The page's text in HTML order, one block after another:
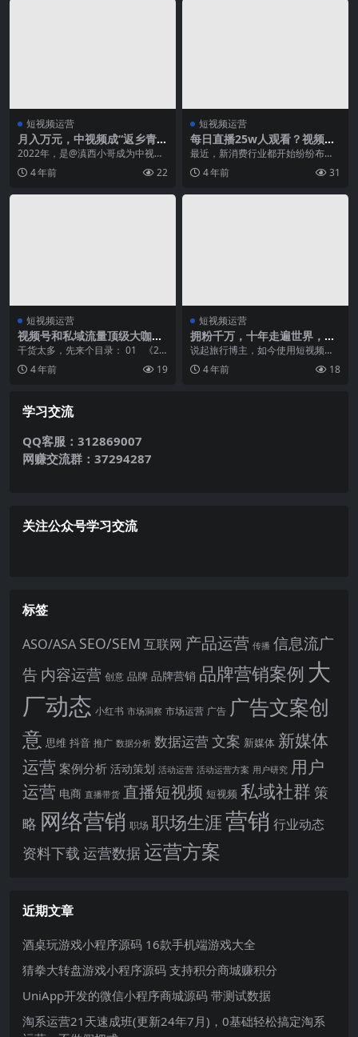
短视频运营
月入万元，中视频成“返乡青
年”致富新选择？
2022年，是@滇西小哥成为中视频
创作者的第七年。 过去六年里，这
位云南姑娘用镜...
4 年前 22
短视频运营
每日直播25w人观看？视频号
加持下，瑞幸的私域再次走在
前列！
最近，新消费行业都开始纷纷布局
私域运营，从美妆完美日记、橘朵
等国货品牌，到饮料元...
4 年前 31
短视频运营
视频号和私域流量顶级大咖的
实战心得与运营方法论
干货太多，先来个目录： 01 《20
21视频号年中发展报告》 榜哥 视
频号...4 年前 19
短视频运营
拥粉千万，十年走遍世界，
「侣行」有哪些短视频运营秘
笈？
‍说起旅行博主，如今使用短视频的
用户群体可能更加熟悉具有浓烈的
爱和美好色彩的房琪...
4 年前 18
学习交流
QQ客服：312869007
网赚交流群：37294287
关注公众号学习交流
标签
ASO/ASA SEO/SEM 互联网 产品运营 传播 信息流广
告 内容运营 创意 品牌 品牌营销 品牌营销案例 大
厂动态 小红书 市场洞察 市场运营 广告 广告文案创
意 思维 抖音 推广 数据分析 数据运营 文案 新媒体 新媒体
运营 案例分析 活动策划 活动运营 活动运营方案 用户研究 用户
运营 电商 直播带货 直播短视频 短视频 私域社群 策
略 网络营销 职场 职场生涯营销 行业动态
资料下载 运营数据运营方案
近期文章
酒桌玩游戏小程序源码 16款手机端游戏大全
猜拳大转盘游戏小程序源码 支持积分商城赚积分
UniApp开发的微信小程序商城源码 带测试数据
淘系运营21天速成班(更新24年7月)，0基础轻松搞定淘系